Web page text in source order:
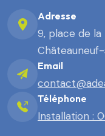
Adresse
9, place de la
Email
Téléphone
Installation :